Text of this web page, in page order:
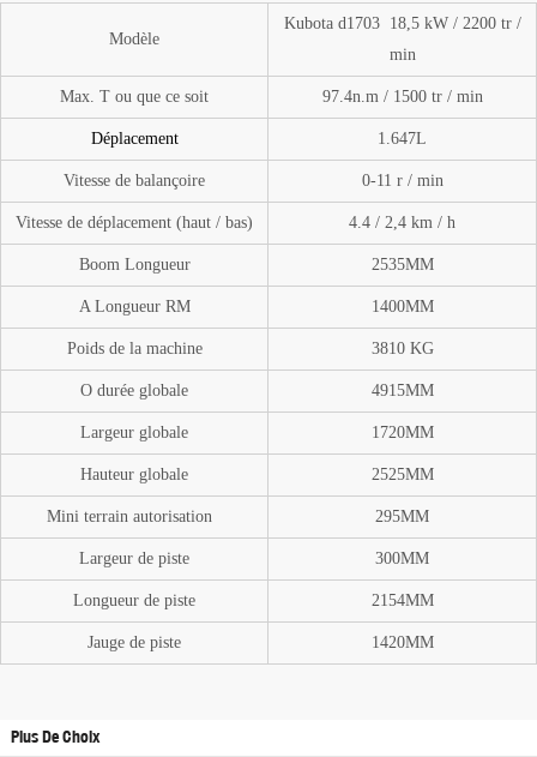
Modèle
Kubota d1703 18,5 kW / 2200 tr /
min
Max. T ou que ce soit 97.4n.m / 1500 tr / min
Déplacement 1.647L
Vitesse de balançoire 0-11 r / min
Vitesse de déplacement (haut / bas) 4.4 / 2,4 km / h
Boom Longueur 2535MM
ALongueur RM 1400MM
Poids de la machine 3810 KG
O durée globale 4915MM
Largeur globale 1720MM
Hauteur globale 2525MM
Mini terrain autorisation 295MM
Largeur de piste 300MM
Longueur de piste 2154MM
Jauge de piste 1420MM
Plus De Choix